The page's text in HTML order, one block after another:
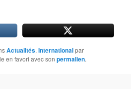
Actualités,Internationalpar
en favori avec sonpermalien.